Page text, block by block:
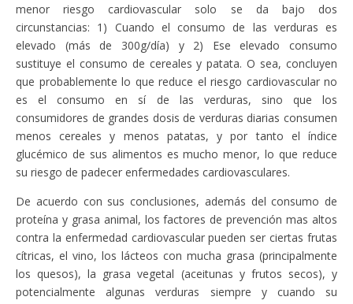
menor riesgo cardiovascular solo se da bajo dos
circunstancias: 1) Cuando el consumo de las verduras es
elevado (más de 300g/día) y 2) Ese elevado consumo
sustituye el consumo de cereales y patata. O sea, concluyen
que probablemente lo que reduce el riesgo cardiovascular no
es el consumo en sí de las verduras, sino que los
consumidores de grandes dosis de verduras diarias consumen
menos cereales y menos patatas, y por tanto el índice
glucémico de sus alimentos es mucho menor, lo que reduce
su riesgo de padecer enfermedades cardiovasculares.
De acuerdo con sus conclusiones, además del consumo de
proteína y grasa animal, los factores de prevención mas altos
contra la enfermedad cardiovascular pueden ser ciertas frutas
cítricas, el vino, los lácteos con mucha grasa (principalmente
los quesos), la grasa vegetal (aceitunas y frutos secos), y
potencialmente algunas verduras siempre y cuando su